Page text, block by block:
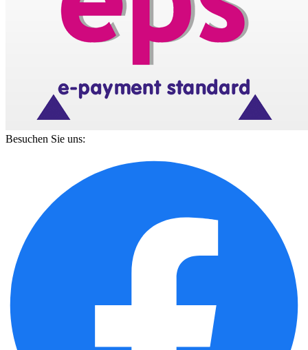
Besuchen Sie uns: